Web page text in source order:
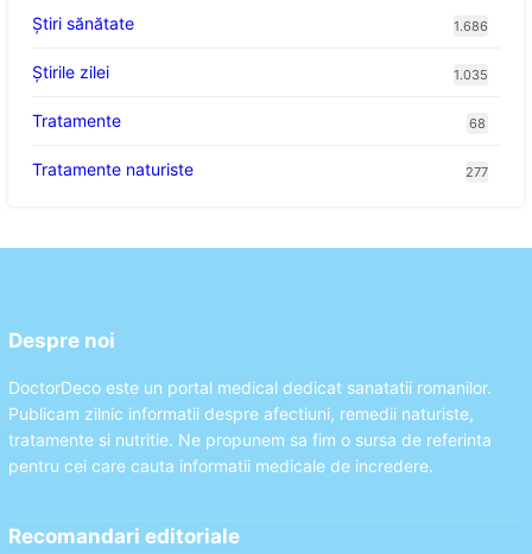
Ştiri sănătate 1.686
Știrile zilei 1.035
Tratamente 68
Tratamente naturiste 277
Despre noi
DoctorDeco este un portal medical dedicat sanatatii romanilor.
Publicam zilnic informatii despre afectiuni, remedii naturiste,
tratamente si nutritie. Ne propunem sa fim o sursa de referinta
pentru cei care cauta informatii medicale de incredere.
Recomandari editoriale